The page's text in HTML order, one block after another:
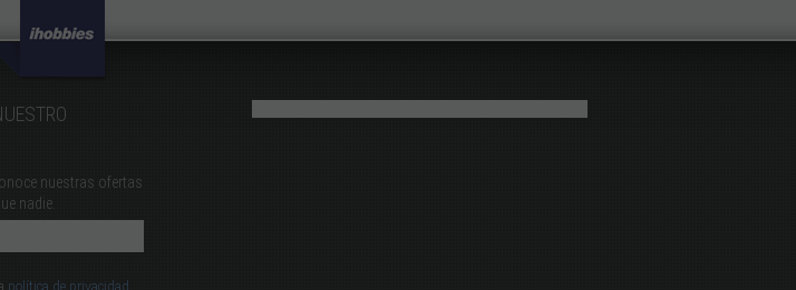
nuestras ofertas
nadie.
política de privacidad